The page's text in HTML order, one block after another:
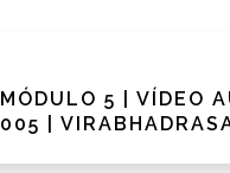
MÓDULO 5 | VÍDEO
005 |